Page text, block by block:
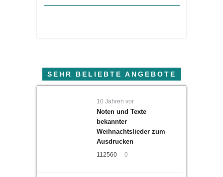
SEHR BELIEBTE ANGEBOTE
10 Jahren vor
Noten und Texte
bekannter
Weihnachtslieder zum
Ausdrucken
112560 0